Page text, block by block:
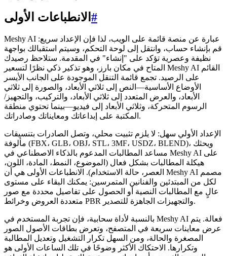
الانطباعات الأولى #
Meshy AI عبارة عن منصة قائمة على الويب، لذا فإن الإعداد سريع:
قم بإنشاء حساب، وانتقل إلى لوحة التحكم، وسيتم استقبالك بواجهة
نظيفة وعصرية تؤكد على "إنشاء" في المقدمة. ستلاحظ رصيدك
المتاح في مكان بارز، وهو تذكير ذكي نظرًا لتسعير Meshy AI القائم
على الرصيد. تجمع قائمة التنقل الموجودة على الجانب الأيسر
الأوضاع الأساسية—النص إلى ثلاثي الأبعاد، والصورة إلى ثلاثي
الأبعاد، والعرض المتعدد إلى ثلاثي الأبعاد، والتركيب، والتجهيز/
الرسوم المتحركة، وثلاثي الأبعاد إلى فيديو—بينما تحتوي منطقة
المكتبة على إبداعاتك ومعايناتك وصادراتك.
الإعداد الأولي سهل: لا يلزم تثبيت محلي، وتصل الصادرات بتنسيقات
مألوفة (FBX، GLB، OBJ، STL، 3MF، USDZ، BLEND)، ويحثك
مساعد المطالبات المدعوم بالذكاء الاصطناعي في Meshy AI على
هيكلة المطالبات بشكل فعال (الموضوع، النمط، المادة، اللون،
العصر، حالة الاستخدام). الانطباعات الأولى هي أن Meshy AI مصمم
لكل من المبتدئين والفنانين المتمرسين: يمكنك البقاء على مستوى
عالٍ مع المطالبات النصية أو الحصول على تفاصيل محددة مع صور
متعددة العروض وخرائط PBR والتجهيزات الجاهزة للتصدير.
بالنسبة لأداة سحابية، فإن تجربة المستخدم في Meshy AI فعالة. يتم
عرض معاينات سريعة في المتصفح، وتعرض بطاقات الأصول الصور
المصغرة والحالة، ومن السهل تكرار التشغيل وتعديل المطالبة
وتكرارها. الاحتكاك الأكثر وضوحًا في تلك الساعات الأولى هو